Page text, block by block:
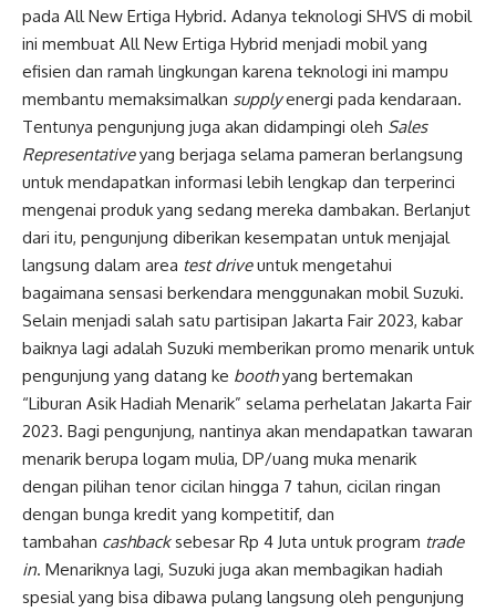
pada All New Ertiga Hybrid. Adanya teknologi SHVS di mobil
ini membuat All New Ertiga Hybrid menjadi mobil yang
efisien dan ramah lingkungan karena teknologi ini mampu
membantu memaksimalkan supplyenergi pada kendaraan.
Tentunya pengunjung juga akan didampingi oleh Sales
Representativeyang berjaga selama pameran berlangsung
untuk mendapatkan informasi lebih lengkap dan terperinci
mengenai produk yang sedang mereka dambakan. Berlanjut
dari itu, pengunjung diberikan kesempatan untuk menjajal
langsung dalam area test driveuntuk mengetahui
bagaimana sensasi berkendara menggunakan mobil Suzuki.
Selain menjadi salah satu partisipan Jakarta Fair 2023, kabar
baiknya lagi adalah Suzuki memberikan promo menarik untuk
pengunjung yang datang ke boothyang bertemakan
“Liburan Asik Hadiah Menarik” selama perhelatan Jakarta Fair
2023. Bagi pengunjung, nantinya akan mendapatkan tawaran
menarik berupa logam mulia, DP/uang muka menarik
dengan pilihan tenor cicilan hingga 7 tahun, cicilan ringan
dengan bunga kredit yang kompetitif, dan
tambahan cashbacksebesar Rp 4 Juta untuk program trade
in. Menariknya lagi, Suzuki juga akan membagikan hadiah
spesial yang bisa dibawa pulang langsung oleh pengunjung